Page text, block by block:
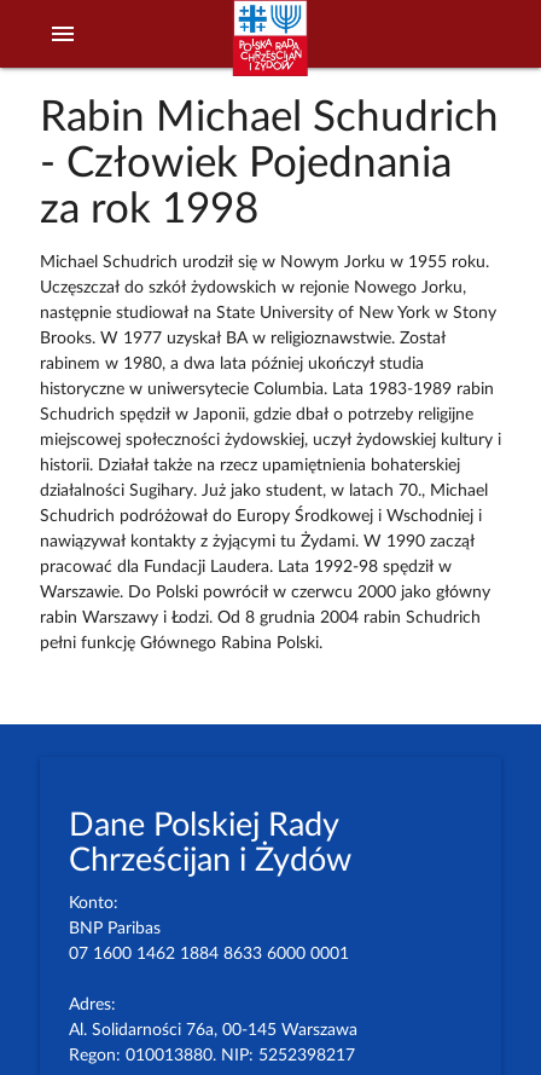
menu
Rabin Michael Schudrich
- Człowiek Pojednania
za rok 1998
Michael Schudrich urodził się w Nowym Jorku w 1955 roku.
Uczęszczał do szkół żydowskich w rejonie Nowego Jorku,
następnie studiował na State University of New York w Stony
Brooks. W 1977 uzyskał BA w religioznawstwie. Został
rabinem w 1980, a dwa lata później ukończył studia
historyczne w uniwersytecie Columbia. Lata 1983-1989 rabin
Schudrich spędził w Japonii, gdzie dbał o potrzeby religijne
miejscowej społeczności żydowskiej, uczył żydowskiej kultury i
historii. Działał także na rzecz upamiętnienia bohaterskiej
działalności Sugihary. Już jako student, w latach 70., Michael
Schudrich podróżował do Europy Środkowej i Wschodniej i
nawiązywał kontakty z żyjącymi tu Żydami. W 1990 zaczął
pracować dla Fundacji Laudera. Lata 1992-98 spędził w
Warszawie. Do Polski powrócił w czerwcu 2000 jako główny
rabin Warszawy i Łodzi. Od 8 grudnia 2004 rabin Schudrich
pełni funkcję Głównego Rabina Polski.
Dane Polskiej Rady
Chrześcijan i Żydów
Konto:
BNP Paribas
07 1600 1462 1884 8633 6000 0001
Adres:
Al. Solidarności 76a, 00-145 Warszawa
Regon: 010013880. NIP: 5252398217